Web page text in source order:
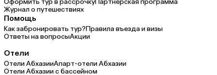
Журнал о путешествиях
Помощь
Как забронировать тур?Правила въезда и визы
Ответы на вопросыАкции
Отели
Отели АбхазииАпарт-отели Абхазии
Отели Абхазии с бассейном